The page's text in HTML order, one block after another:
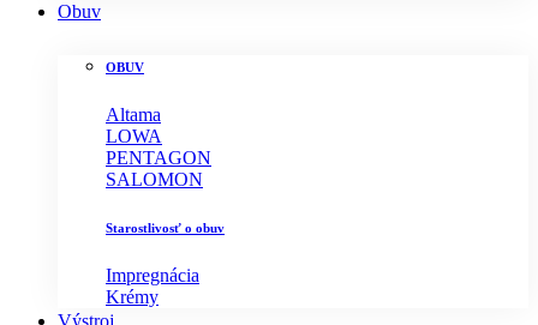
Obuv
OBUV
Altama
LOWA
PENTAGON
SALOMON
Starostlivosť o obuv
Impregnácia
Krémy